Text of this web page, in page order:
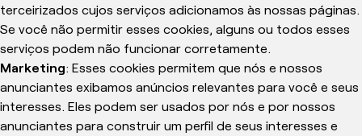
terceirizados cujos serviços adicionamos às nossas páginas.
Se você não permitir esses cookies, alguns ou todos esses
serviços podem não funcionar corretamente.
Marketing: Esses cookies permitem que nós e nossos
anunciantes exibamos anúncios relevantes para você e seus
interesses. Eles podem ser usados ​​por nós e por nossos
anunciantes para construir um perfil de seus interesses e